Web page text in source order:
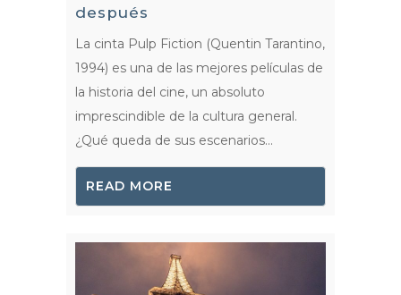
después
La cinta Pulp Fiction (Quentin Tarantino,
1994) es una de las mejores películas de
la historia del cine, un absoluto
imprescindible de la cultura general.
¿Qué queda de sus escenarios...
READ MORE